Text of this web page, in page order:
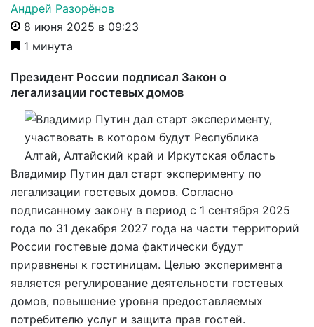
Андрей Разорёнов
8 июня 2025 в 09:23
1 минута
Президент России подписал Закон о
легализации гостевых домов
Владимир Путин дал старт эксперименту по
легализации гостевых домов. Согласно
подписанному закону в период с 1 сентября 2025
года по 31 декабря 2027 года на части территорий
России гостевые дома фактически будут
приравнены к гостиницам. Целью эксперимента
является регулирование деятельности гостевых
домов, повышение уровня предоставляемых
потребителю услуг и защита прав гостей.